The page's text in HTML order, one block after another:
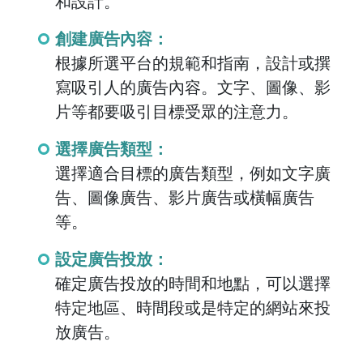
創建廣告內容：
根據所選平台的規範和指南，設計或撰
寫吸引人的廣告內容。文字、圖像、影
片等都要吸引目標受眾的注意力。
選擇廣告類型：
選擇適合目標的廣告類型，例如文字廣
告、圖像廣告、影片廣告或橫幅廣告
等。
設定廣告投放：
確定廣告投放的時間和地點，可以選擇
特定地區、時間段或是特定的網站來投
放廣告。